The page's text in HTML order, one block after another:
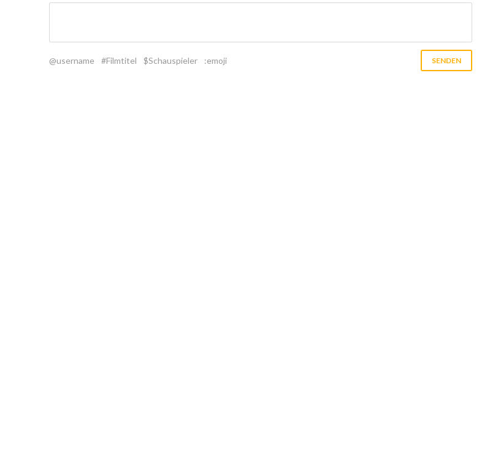
@username #Filmtitel $Schauspieler :emoji